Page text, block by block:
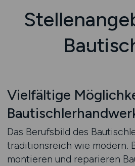
Vielfältige
Das Berufsbild des
traditionsreich wie modern.
montieren und reparieren